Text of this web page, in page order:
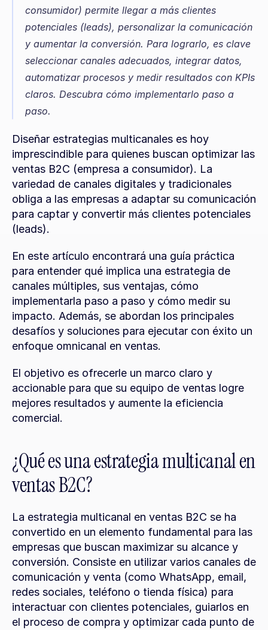
consumidor) permite llegar a más clientes
potenciales (leads), personalizar la comunicación
y aumentar la conversión. Para lograrlo, es clave
seleccionar canales adecuados, integrar datos,
automatizar procesos y medir resultados con KPIs
claros. Descubra cómo implementarlo paso a
paso.
Diseñar estrategias multicanales es hoy
imprescindible para quienes buscan optimizar las
ventas B2C (empresa a consumidor). La
variedad de canales digitales y tradicionales
obliga a las empresas a adaptar su comunicación
para captar y convertir más clientes potenciales
(leads).
En este artículo encontrará una guía práctica
para entender qué implica una estrategia de
canales múltiples, sus ventajas, cómo
implementarla paso a paso y cómo medir su
impacto. Además, se abordan los principales
desafíos y soluciones para ejecutar con éxito un
enfoque omnicanal en ventas.
El objetivo es ofrecerle un marco claro y
accionable para que su equipo de ventas logre
mejores resultados y aumente la eficiencia
comercial.
¿Qué es una estrategia multicanal en
ventas B2C?
La estrategia multicanal en ventas B2C se ha
convertido en un elemento fundamental para las
empresas que buscan maximizar su alcance y
conversión. Consiste en utilizar varios canales de
comunicación y venta (como WhatsApp, email,
redes sociales, teléfono o tienda física) para
interactuar con clientes potenciales, guiarlos en
el proceso de compra y optimizar cada punto de